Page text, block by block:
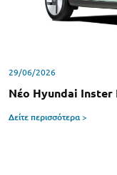
29/06/2026
Νέο Hyundai Inster
Δείτε περισσότερα >